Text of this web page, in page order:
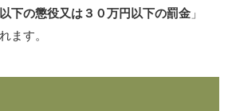
下の懲役又は３０万円以下の罰金 」
ます。